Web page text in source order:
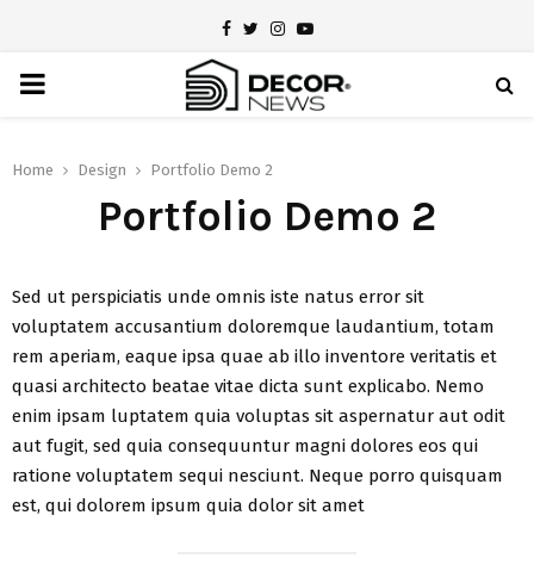
Facebook
TwitterInstagram
Youtube
PRIMARY
Home Design Portfolio Demo 2
Portfolio Demo 2
Sed ut perspiciatis unde omnis iste natus error sit
voluptatem accusantium doloremque laudantium, totam
rem aperiam, eaque ipsa quae ab illo inventore veritatis et
quasi architecto beatae vitae dicta sunt explicabo. Nemo
enim ipsam luptatem quia voluptas sit aspernatur aut odit
aut fugit, sed quia consequuntur magni dolores eos qui
ratione voluptatem sequi nesciunt. Neque porro quisquam
est, qui dolorem ipsum quia dolor sit amet